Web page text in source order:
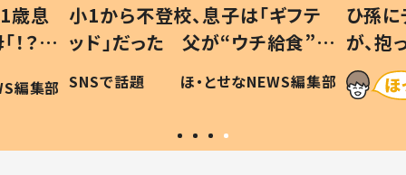
歳息
？」
編集部
小1から不登校、息子は「ギフテ
ッド」だった 父が“ウチ給食”を
作り続ける理由とは #令和の親
#令和の子
SNSで話題 ほ・とせなNEWS編集部
ひ孫
が、
「涙が
い」